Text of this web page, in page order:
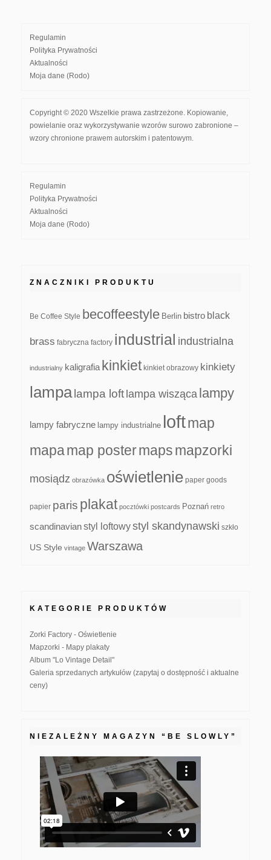
Regulamin
Polityka Prywatności
Aktualności
Moja dane (Rodo)
Copyright © 2020 Wszelkie prawa zastrzeżone. Kopiowanie,
powielanie oraz wykorzystywanie wzorów surowo zabronione –
wzory chronione prawem autorskim i patentowym.
Regulamin
Polityka Prywatności
Aktualności
Moja dane (Rodo)
ZNACZNIKI PRODUKTU
Be Coffee Style becoffeestyle Berlin bistro black
brass fabryczna factory industrial industrialna
industrialny kaligrafia kinkiet kinkiet obrazowy kinkiety
lampa lampa loft lampa wisząca lampy
lampy fabryczne lampy industrialne loftmap
mapamap postermapsmapzorki
mosiądz obrazówka oświetlenie paper goods
papier paris plakat pocztówki postcards Poznań retro
scandinavianstyl loftowystyl skandynawski szkło
US Style vintage Warszawa
KATEGORIE PRODUKTÓW
Zorki Factory - Oświetlenie
Mapzorki - Mapy plakaty
Album "Lo Vintage Detail"
Galeria sprzedanych artykułów (zapytaj o dostępność i aktualne
ceny)
NIEZALEŻNY MAGAZYN “BE SLOWLY”